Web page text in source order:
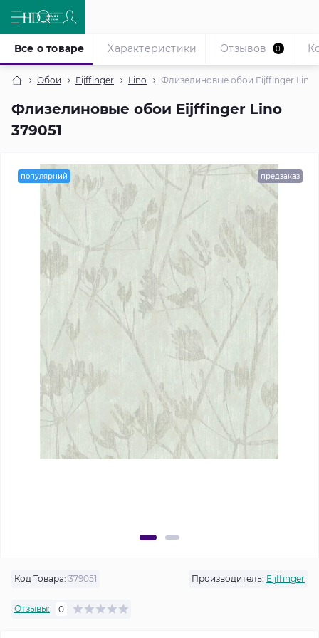
Обои Eijffinger Lino Флизелиновые обои Eijffinger Lino
Флизелиновые обои Eijffinger Lino
379051
Все о товаре Характеристики Отзывов 0
популярний предзаказ
Код Товара: 379051 Производитель: Eijffinger
Отзывы: 0